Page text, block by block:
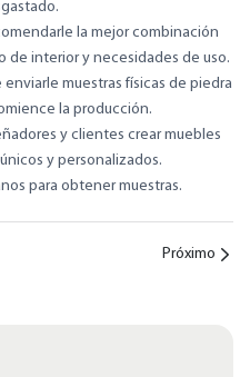
la mejor combinación
de interior y necesidades de uso.
muestras físicas de piedra
la producción.
y clientes crear muebles
y personalizados.
para obtener muestras.
Próximo